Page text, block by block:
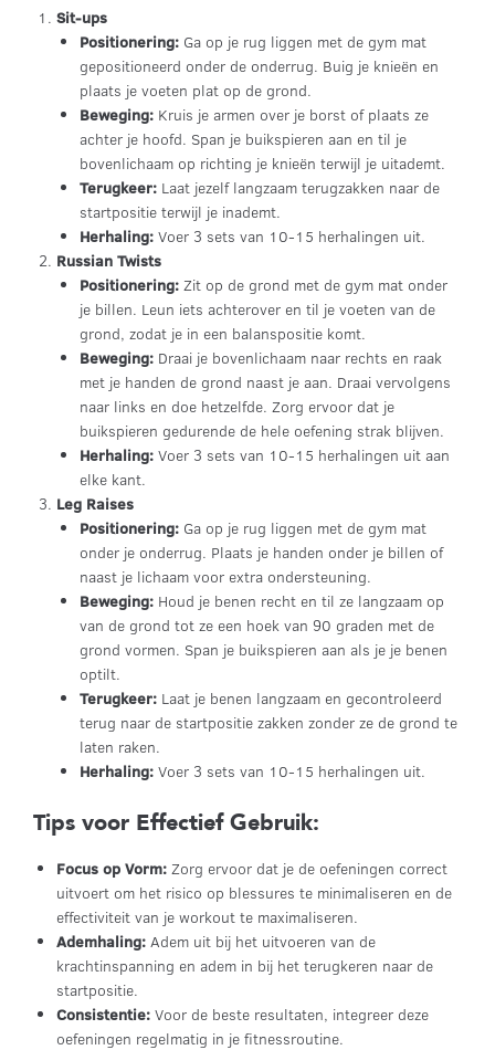
Sit-ups
Positionering: Ga op je rug liggen met de gym mat
gepositioneerd onder de onderrug. Buig je knieën en
plaats je voeten plat op de grond.
Beweging: Kruis je armen over je borst of plaats ze
achter je hoofd. Span je buikspieren aan en til je
bovenlichaam op richting je knieën terwijl je uitademt.
Terugkeer: Laat jezelf langzaam terugzakken naar de
startpositie terwijl je inademt.
Herhaling: Voer 3 sets van 10-15 herhalingen uit.
Russian Twists
Positionering: Zit op de grond met de gym mat onder
je billen. Leun iets achterover en til je voeten van de
grond, zodat je in een balanspositie komt.
Beweging: Draai je bovenlichaam naar rechts en raak
met je handen de grond naast je aan. Draai vervolgens
naar links en doe hetzelfde. Zorg ervoor dat je
buikspieren gedurende de hele oefening strak blijven.
Herhaling: Voer 3 sets van 10-15 herhalingen uit aan
elke kant.
Leg Raises
Positionering: Ga op je rug liggen met de gym mat
onder je onderrug. Plaats je handen onder je billen of
naast je lichaam voor extra ondersteuning.
Beweging: Houd je benen recht en til ze langzaam op
van de grond tot ze een hoek van 90 graden met de
grond vormen. Span je buikspieren aan als je je benen
optilt.
Terugkeer: Laat je benen langzaam en gecontroleerd
terug naar de startpositie zakken zonder ze de grond te
laten raken.
Herhaling: Voer 3 sets van 10-15 herhalingen uit.
Tips voor Effectief Gebruik:
Focus op Vorm: Zorg ervoor dat je de oefeningen correct
uitvoert om het risico op blessures te minimaliseren en de
effectiviteit van je workout te maximaliseren.
Ademhaling: Adem uit bij het uitvoeren van de
krachtinspanning en adem in bij het terugkeren naar de
startpositie.
Consistentie: Voor de beste resultaten, integreer deze
oefeningen regelmatig in je fitnessroutine.